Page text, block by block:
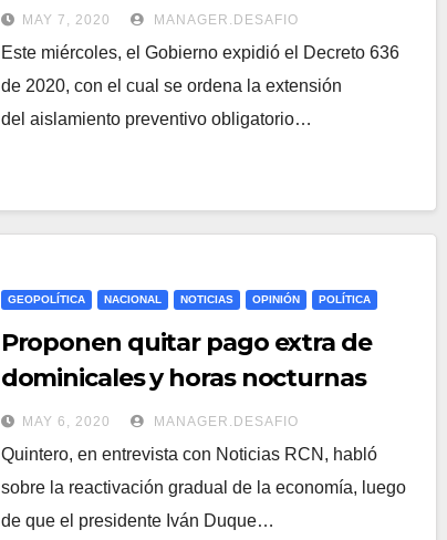
MAY 7, 2020 MANAGER.DESAFIO
Este miércoles, el Gobierno expidió el Decreto 636
de 2020, con el cual se ordena la extensión
del aislamiento preventivo obligatorio…
GEOPOLÍTICA NACIONAL NOTICIAS OPINIÓN POLÍTICA
Proponen quitar pago extra de
dominicales y horas nocturnas
para reactivar economía
MAY 6, 2020 MANAGER.DESAFIO
Quintero, en entrevista con Noticias RCN, habló
sobre la reactivación gradual de la economía, luego
de que el presidente Iván Duque…